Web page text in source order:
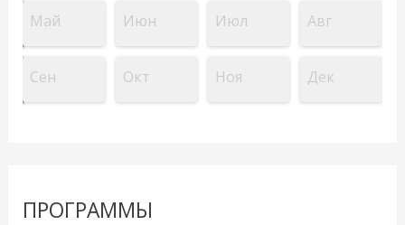
Май Июн Июл Авг
Сен Окт Ноя Дек
ПРОГРАММЫ